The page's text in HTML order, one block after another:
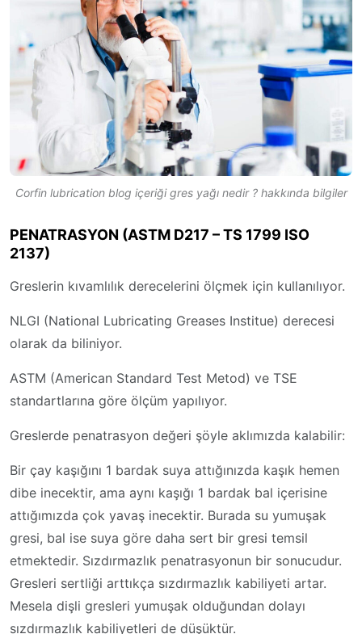
Corfin lubrication blog içeriği gres yağı nedir ? hakkında bilgiler
PENATRASYON (ASTM D217 – TS 1799 ISO
2137)
Greslerin kıvamlılık derecelerini ölçmek için kullanılıyor.
NLGI (National Lubricating Greases Institue) derecesi
olarak da biliniyor.
ASTM (American Standard Test Metod) ve TSE
standartlarına göre ölçüm yapılıyor.
Greslerde penatrasyon değeri şöyle aklımızda kalabilir:
Bir çay kaşığını 1 bardak suya attığınızda kaşık hemen
dibe inecektir, ama aynı kaşığı 1 bardak bal içerisine
attığımızda çok yavaş inecektir. Burada su yumuşak
gresi, bal ise suya göre daha sert bir gresi temsil
etmektedir. Sızdırmazlık penatrasyonun bir sonucudur.
Gresleri sertliği arttıkça sızdırmazlık kabiliyeti artar.
Mesela dişli gresleri yumuşak olduğundan dolayı
sızdırmazlık kabiliyetleri de düşüktür.